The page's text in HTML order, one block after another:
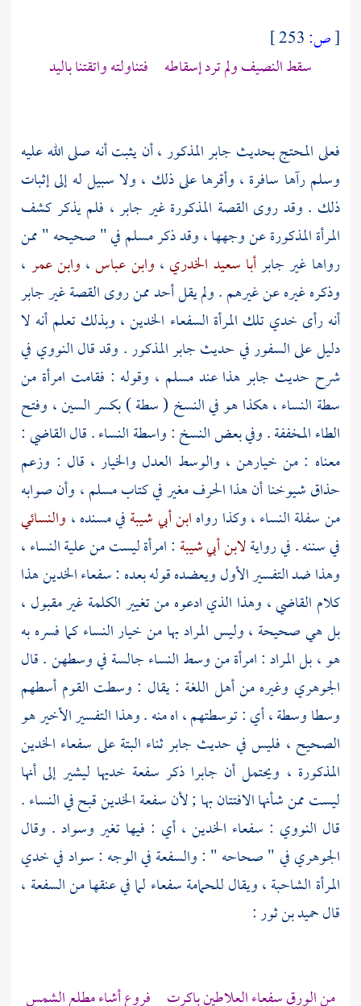
[ص:
سقط النصيف ولم ترد إسقاطه فتناولته واتقتنا باليد
فعلى المحتج بحديث جابرالمذكور ، أن يثبت أنه صلى الله عليه
وسلم رآها سافرة ، وأقرها على ذلك ، ولا سبيل له إلى إثبات
ذلك . وقد روى القصة المذكورة غير جابر، فلم يذكر كشف
المرأة المذكورة عن وجهها ، وقد ذكرمسلمفي " صحيحه " ممن
رواها غيرجابرأبا سعيد الخدري ، وابن عباس، وابن عمر ،
وذكره غيره عن غيرهم . ولم يقل أحد ممن روى القصة غيرجابر
أنه رأى خدي تلك المرأة السفعاء الخدين ، وبذلك تعلم أنه لا
دليل على السفور في حديثجابرالمذكور . وقد قالالنووي في
شرح حديث جابرهذا عندمسلم ، وقوله : فقامت امرأة من
سطة النساء ، هكذا هو في النسخ ( سطة ) بكسر السين ، وفتح
الطاء المخففة . وفي بعض النسخ : واسطة النساء . قال القاضي :
معناه : من خيارهن ، والوسط العدل والخيار ، قال : وزعم
حذاق شيوخنا أن هذا الحرف مغير في كتابمسلم، وأن صوابه
من سفلة النساء ، وكذا رواهابن أبي شيبةفي مسنده ، والنسائي
في سننه . في روايةلابن أبي شيبة : امرأة ليست من علية النساء ،
وهذا ضد التفسير الأول ويعضده قوله بعده : سفعاء الخدين هذا
كلام القاضي، وهذا الذي ادعوه من تغيير الكلمة غير مقبول ،
بل هي صحيحة ، وليس المراد بها من خيار النساء كما فسره به
هو ، بل المراد : امرأة من وسط النساء جالسة في وسطهن . قال
الجوهري وغيره من أهل اللغة : يقال : وسطت القوم أسطهم
وسطا وسطة ، أي : توسطتهم ، اه منه . وهذا التفسير الأخير هو
الصحيح ، فليس في حديث جابرثناء البتة على سفعاء الخدين
المذكورة ، ويحتمل أن جابرا ذكر سفعة خديها ليشير إلى أنها
ليست ممن شأنها الافتتان بها ; لأن سفعة الخدين قبح في النساء .
قال النووي : سفعاء الخدين ، أي : فيها تغير وسواد . وقال
الجوهريفي " صحاحه " : والسفعة في الوجه : سواد في خدي
المرأة الشاحبة ، ويقال للحمامة سفعاء لما في عنقها من السفعة ،
قالحميد بن ثور:
من الورق سفعاء العلاطين باكرت فروع أشاء مطلع الشمس